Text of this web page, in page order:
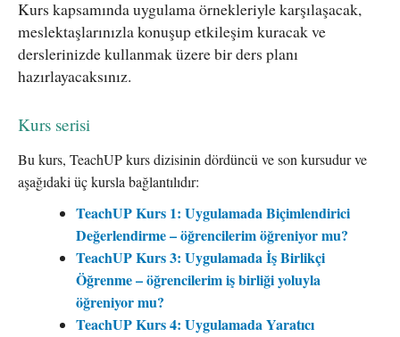
Kurs kapsamında uygulama örnekleriyle karşılaşacak,
meslektaşlarınızla konuşup etkileşim kuracak ve
derslerinizde kullanmak üzere bir ders planı
hazırlayacaksınız.
Kurs serisi
Bu kurs, TeachUP kurs dizisinin dördüncü ve son kursudur ve
aşağıdaki üç kursla bağlantılıdır:
TeachUP Kurs 1: Uygulamada Biçimlendirici
Değerlendirme – öğrencilerim öğreniyor mu?
TeachUP Kurs 3: Uygulamada İş Birlikçi
Öğrenme – öğrencilerim iş birliği yoluyla
öğreniyor mu?
TeachUP Kurs 4: Uygulamada Yaratıcı